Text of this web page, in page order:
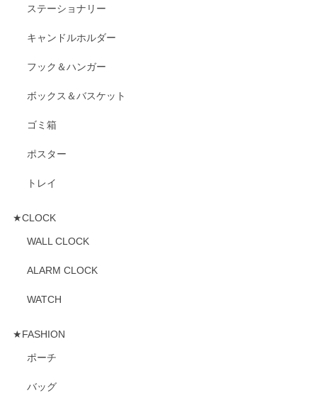
ステーショナリー
キャンドルホルダー
フック＆ハンガー
ボックス＆バスケット
ゴミ箱
ポスター
トレイ
★CLOCK
WALL CLOCK
ALARM CLOCK
WATCH
★FASHION
ポーチ
バッグ